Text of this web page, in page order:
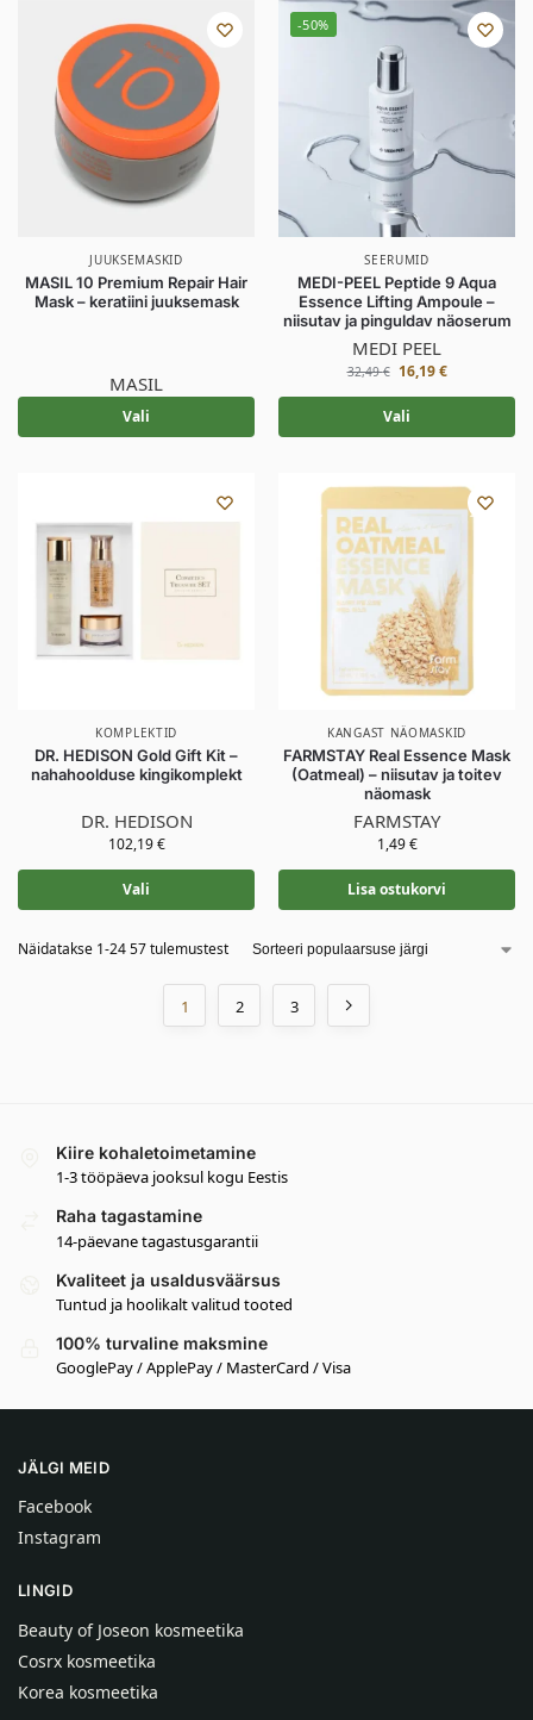
JUUKSEMASKID
MASIL 10 Premium Repair Hair
Mask – keratiini juuksemask
MASIL
Vali
-50%
SEERUMID
MEDI-PEEL Peptide 9 Aqua
Essence Lifting Ampoule –
niisutav ja pinguldav näoserum
MEDI PEEL
32,49€ 16,19€
Vali
KOMPLEKTID
DR. HEDISON Gold Gift Kit –
nahahoolduse kingikomplekt
DR. HEDISON
102,19€
Vali
KANGAST NÄOMASKID
FARMSTAY Real Essence Mask
(Oatmeal) – niisutav ja toitev
näomask
FARMSTAY
1,49€
Lisa ostukorvi
Näidatakse 1-24 57 tulemustest
1 2 3
Kiire kohaletoimetamine
1-3 tööpäeva jooksul kogu Eestis
Raha tagastamine
14-päevane tagastusgarantii
Kvaliteet ja usaldusväärsus
Tuntud ja hoolikalt valitud tooted
100% turvaline maksmine
GooglePay / ApplePay / MasterCard / Visa
JÄLGI MEID
Facebook
Instagram
LINGID
Beauty of Joseon kosmeetika
Cosrx kosmeetika
Korea kosmeetika